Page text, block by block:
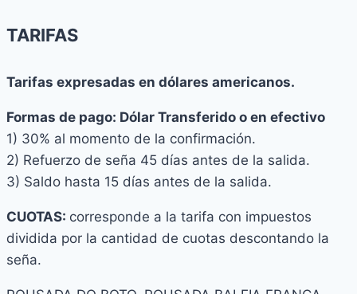
TARIFAS
Tarifas expresadas en dólares americanos.
Formas de pago: Dólar Transferido o en efectivo
1) 30% al momento de la confirmación.
2) Refuerzo de seña 45 días antes de la salida.
3) Saldo hasta 15 días antes de la salida.
CUOTAS: corresponde a la tarifa con impuestos
dividida por la cantidad de cuotas descontando la
seña.